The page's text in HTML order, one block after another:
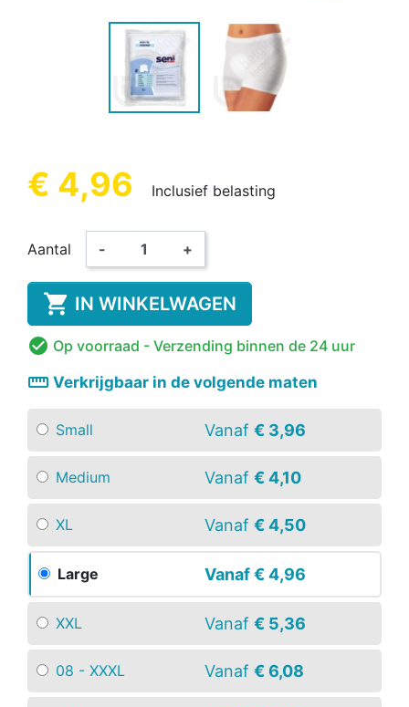
€ 4,96 Inclusief belasting
Aantal - +
 IN WINKELWAGEN
 Op voorraad - Verzending binnen de 24 uur
straighten Verkrijgbaar in de volgende maten
Small Vanaf € 3,96
Medium Vanaf € 4,10
XL Vanaf € 4,50
Large Vanaf€ 4,96
XXL Vanaf € 5,36
08 - XXXL Vanaf € 6,08